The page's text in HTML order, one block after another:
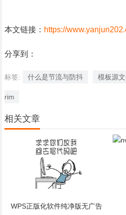
本文链接： https://
分享到：
标签: 什么是节流与防抖 模板源
rim
相关文章
WPS正版化软件纯净版无广告